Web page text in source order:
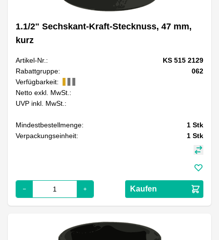
1.1/2" Sechskant-Kraft-Stecknuss, 47 mm,
kurz
Artikel-Nr.:
KS 515 2129
Rabattgruppe:
062
Verfügbarkeit:
Netto exkl. MwSt.:
UVP inkl. MwSt.:
Mindestbestellmenge: 1 Stk
Verpackungseinheit:
1 Stk
Kaufen